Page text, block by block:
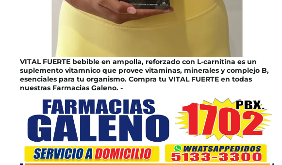
VITAL FUERTE bebible en ampolla, reforzado con L-carnitina es un
suplemento vitamnico que provee vitaminas, minerales y complejo B,
esenciales para tu organismo. Compra tu VITAL FUERTE en todas
nuestras Farmacias Galeno. -